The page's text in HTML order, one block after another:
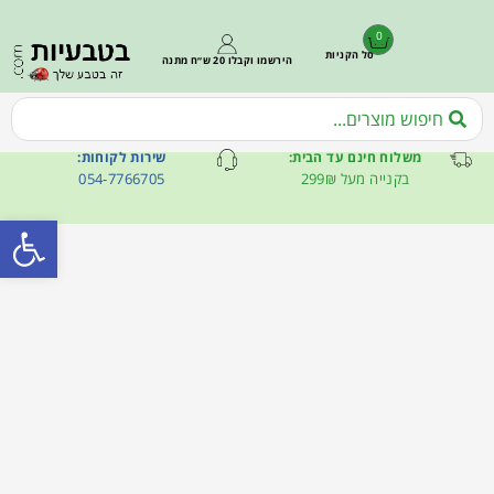
0
סל הקניות הירשמו וקבלו 20 ש״ח מתנה
משלוח חינם עד הבית:
בקנייה מעל 299₪
שירות לקוחות:
054-7766705
פתח